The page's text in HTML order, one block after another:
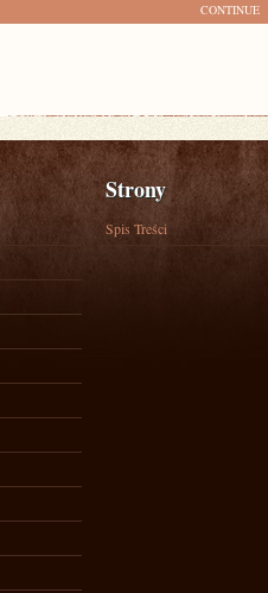
CONTINUE
Strony
Spis Treści